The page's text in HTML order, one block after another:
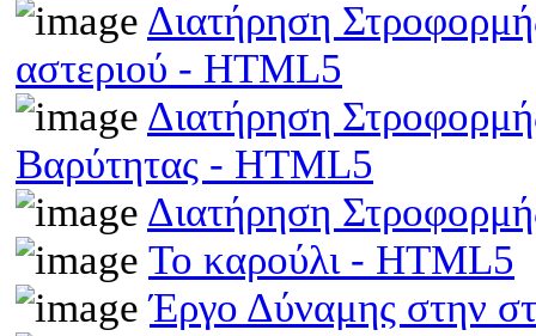
Διατήρηση
αστεριού - HTML5
Διατήρηση
Βαρύτητας - HTML5
Διατήρηση
Το καρούλι - HTML5
Έργο Δύναμης στην